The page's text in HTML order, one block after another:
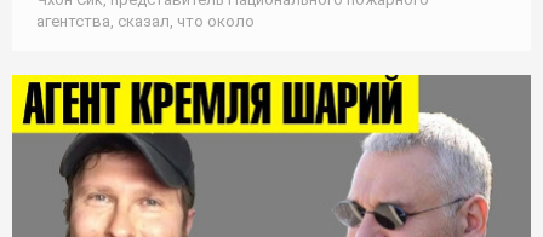
агентства, сказал, что около